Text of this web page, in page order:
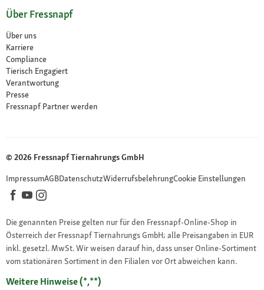
Über Fressnapf
Über uns
Karriere
Compliance
Tierisch Engagiert
Verantwortung
Presse
Fressnapf Partner werden
© 2026 Fressnapf Tiernahrungs GmbH
ImpressumAGBDatenschutzWiderrufsbelehrungCookie Einstellungen
Die genannten Preise gelten nur für den Fressnapf-Online-Shop in
Österreich der Fressnapf Tiernahrungs GmbH; alle Preisangaben in EUR
inkl. gesetzl. MwSt. Wir weisen darauf hin, dass unser Online-Sortiment
vom stationären Sortiment in den Filialen vor Ort abweichen kann.
Weitere Hinweise (*,**)